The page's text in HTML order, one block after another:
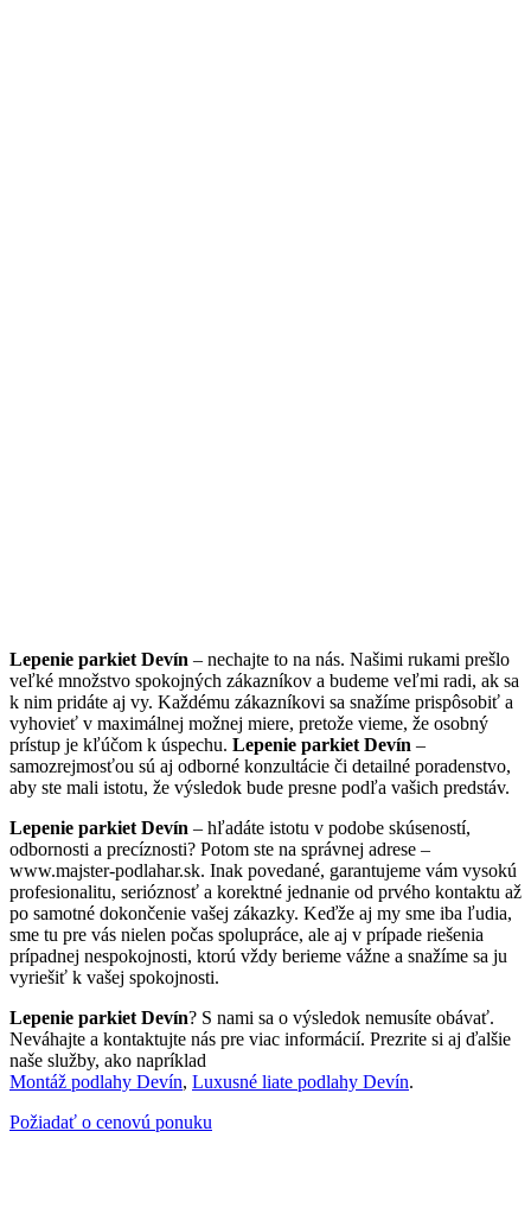
Lepenie parkiet Devín – nechajte to na nás. Našimi rukami prešlo
veľké množstvo spokojných zákazníkov a budeme veľmi radi, ak sa
k nim pridáte aj vy. Každému zákazníkovi sa snažíme prispôsobiť a
vyhovieť v maximálnej možnej miere, pretože vieme, že osobný
prístup je kľúčom k úspechu. Lepenie parkiet Devín –
samozrejmosťou sú aj odborné konzultácie či detailné poradenstvo,
aby ste mali istotu, že výsledok bude presne podľa vašich predstáv.
Lepenie parkiet Devín – hľadáte istotu v podobe skúseností,
odbornosti a precíznosti? Potom ste na správnej adrese –
www.majster-podlahar.sk. Inak povedané, garantujeme vám vysokú
profesionalitu, serióznosť a korektné jednanie od prvého kontaktu až
po samotné dokončenie vašej zákazky. Keďže aj my sme iba ľudia,
sme tu pre vás nielen počas spolupráce, ale aj v prípade riešenia
prípadnej nespokojnosti, ktorú vždy berieme vážne a snažíme sa ju
vyriešiť k vašej spokojnosti.
Lepenie parkiet Devín? S nami sa o výsledok nemusíte obávať.
Neváhajte a kontaktujte nás pre viac informácií. Prezrite si aj ďalšie
naše služby, ako napríklad
Montáž podlahy Devín, Luxusné liate podlahy Devín.
Požiadať o cenovú ponuku